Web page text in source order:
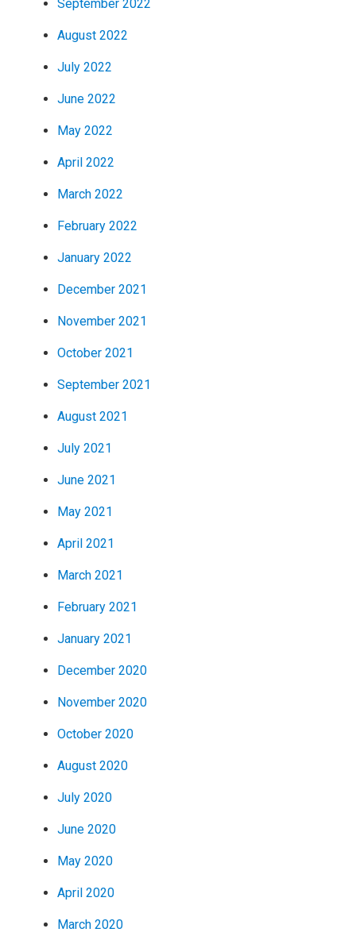
September 2022
August 2022
July 2022
June 2022
May 2022
April 2022
March 2022
February 2022
January 2022
December 2021
November 2021
October 2021
September 2021
August 2021
July 2021
June 2021
May 2021
April 2021
March 2021
February 2021
January 2021
December 2020
November 2020
October 2020
August 2020
July 2020
June 2020
May 2020
April 2020
March 2020